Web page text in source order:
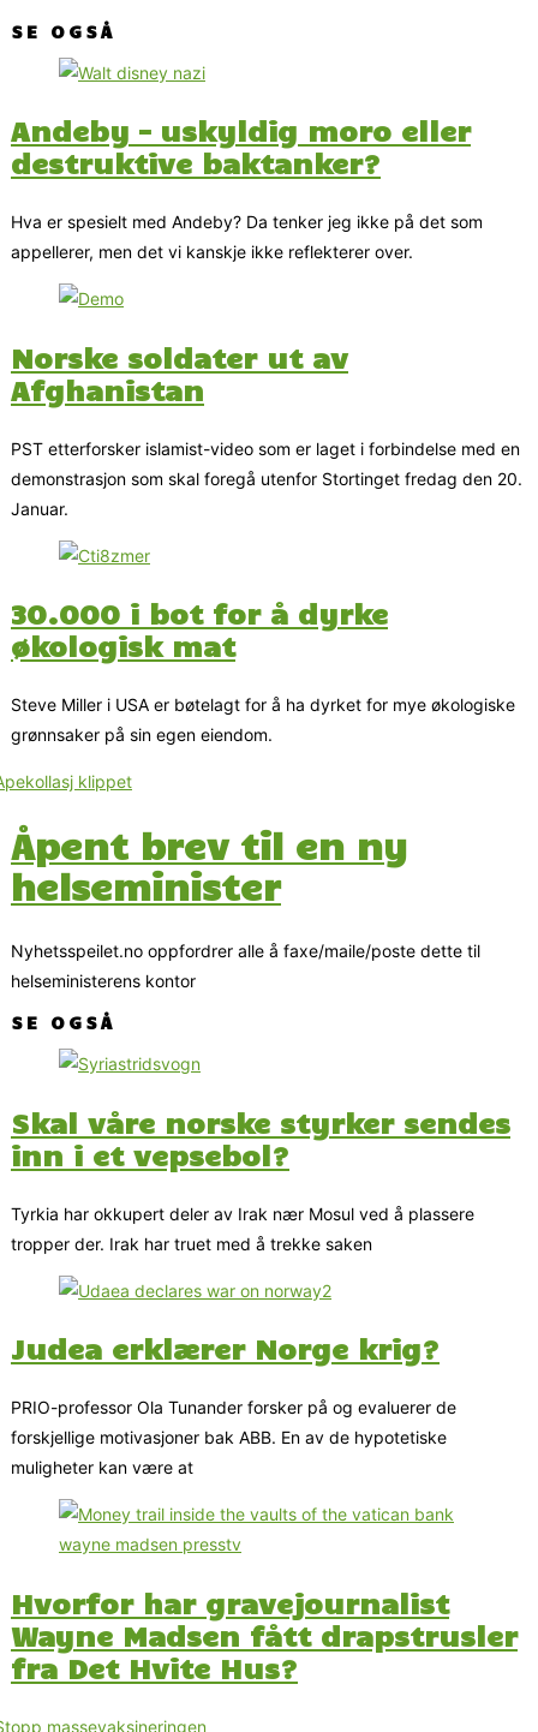
SE OGSÅ
Andeby – uskyldig moro eller
destruktive baktanker?
Hva er spesielt med Andeby? Da tenker jeg ikke på det som
appellerer, men det vi kanskje ikke reflekterer over.
Norske soldater ut av
Afghanistan
PST etterforsker islamist-video som er laget i forbindelse med en
demonstrasjon som skal foregå utenfor Stortinget fredag den 20.
Januar.
30.000 i bot for å dyrke
økologisk mat
Steve Miller i USA er bøtelagt for å ha dyrket for mye økologiske
grønnsaker på sin egen eiendom.
Åpent brev til en ny
helseminister
Nyhetsspeilet.no oppfordrer alle å faxe/maile/poste dette til
helseministerens kontor
SE OGSÅ
Skal våre norske styrker sendes
inn i et vepsebol?
Tyrkia har okkupert deler av Irak nær Mosul ved å plassere
tropper der. Irak har truet med å trekke saken
Judea erklærer Norge krig?
PRIO-professor Ola Tunander forsker på og evaluerer de
forskjellige motivasjoner bak ABB. En av de hypotetiske
muligheter kan være at
Hvorfor har gravejournalist
Wayne Madsen fått drapstrusler
fra Det Hvite Hus?